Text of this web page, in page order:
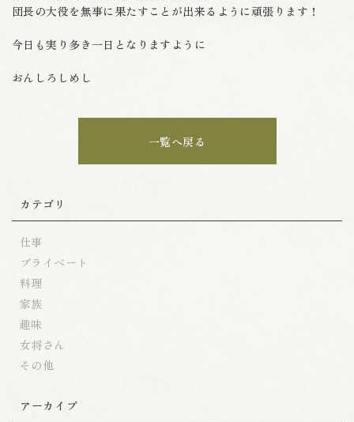
団長の大役を無事に果たすことが出来るように頑張ります！
今日も実り多き一日となりますように
おんしろしめし
一覧へ戻る
カテゴリ
仕事
プライベート
料理
家族
趣味
女将さん
その他
アーカイブ